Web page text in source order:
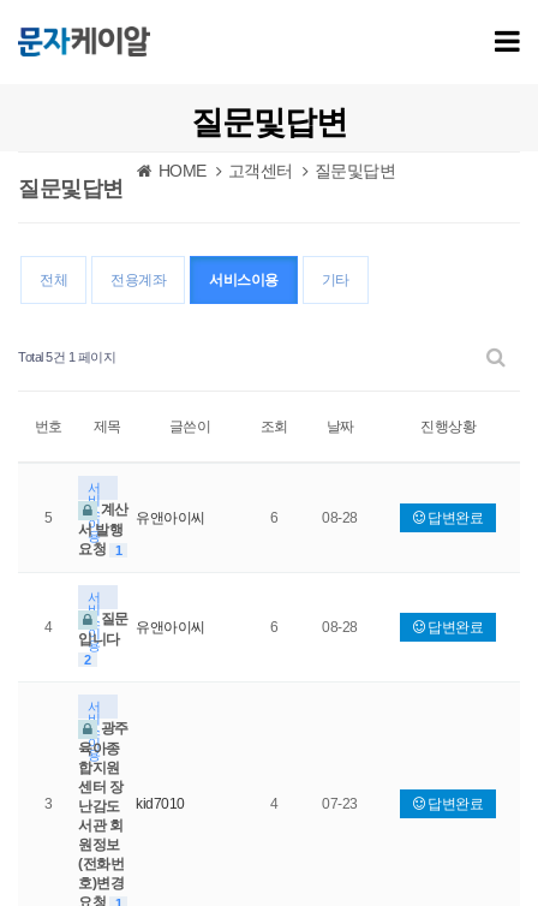
질문및답변
HOME 고객센터 질문및답변
질문및답변
전체 전용계좌 서비스이용 기타
Total 5건 1 페이지
번호 제목 글쓴이 조회 날짜 진행상황
5
서
비
스
이
용
계산
서 발행
요청
1
유앤아이씨 6 08-28 답변완료
4
서
비
스
이
용
질문
입니다
2
유앤아이씨 6 08-28 답변완료
3
서
비
스
이
용
광주
육아종
합지원
센터 장
난감도
서관 회
원정보
(전화번
호)변경
요청
kid7010 4 07-23 답변완료